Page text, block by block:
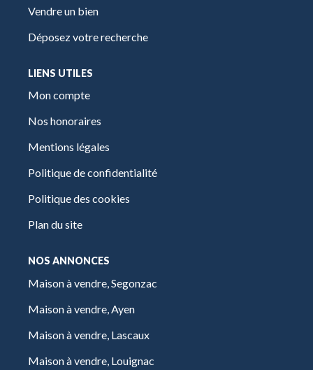
Vendre un bien
Déposez votre recherche
LIENS UTILES
Mon compte
Nos honoraires
Mentions légales
Politique de confidentialité
Politique des cookies
Plan du site
NOS ANNONCES
Maison à vendre, Segonzac
Maison à vendre, Ayen
Maison à vendre, Lascaux
Maison à vendre, Louignac